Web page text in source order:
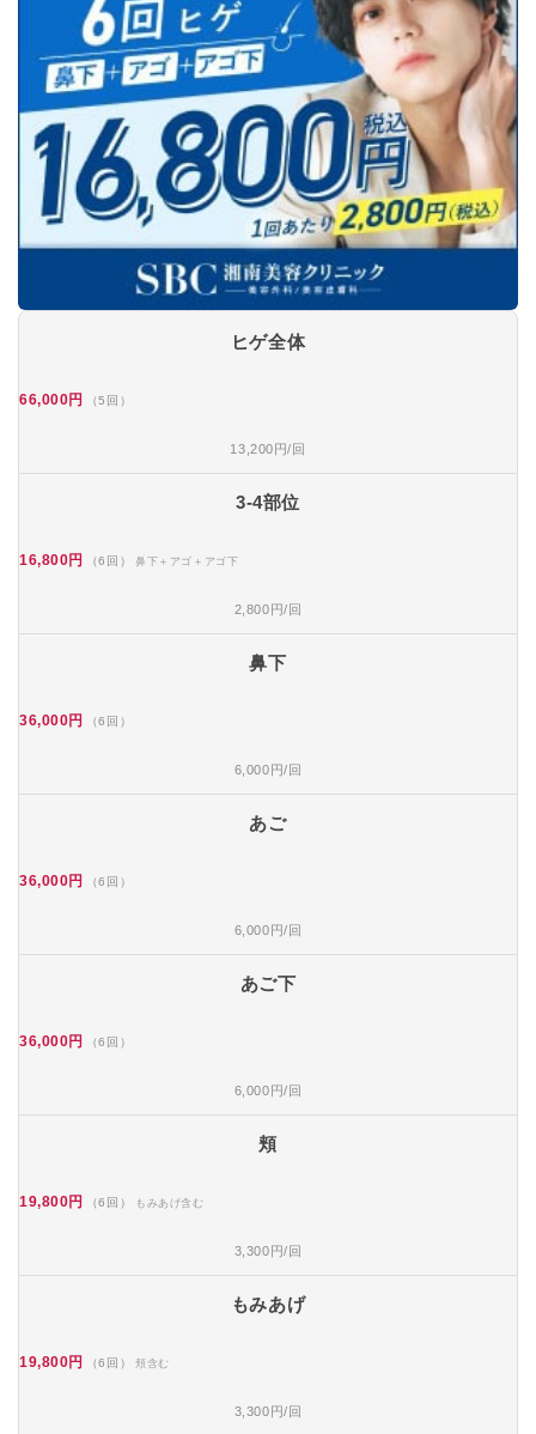
ヒゲ全体
66,000円 （5回）
13,200円/回
3-4部位
16,800円 （6回） 鼻下＋アゴ＋アゴ下
2,800円/回
鼻下
36,000円 （6回）
6,000円/回
あご
36,000円 （6回）
6,000円/回
あご下
36,000円 （6回）
6,000円/回
頬
19,800円 （6回） もみあげ含む
3,300円/回
もみあげ
19,800円 （6回） 頬含む
3,300円/回